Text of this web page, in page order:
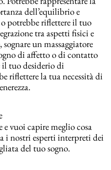
dell’equilibrio e
potrebbe riflettere il tuo
tra aspetti fisici e
un massaggiatore
di affetto o di contatto
il tuo desiderio di
riflettere la tua necessità di
e vuoi capire meglio cosa
i nostri esperti interpreti dei
del tuo sogno.